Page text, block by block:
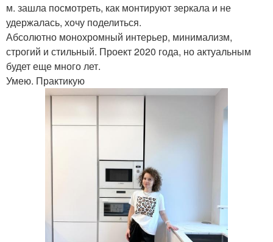
м. зашла посмотреть, как монтируют зеркала и не
удержалась, хочу поделиться.
Абсолютно монохромный интерьер, минимализм,
строгий и стильный. Проект 2020 года, но актуальным
будет еще много лет.
Умею. Практикую